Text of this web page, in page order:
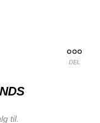
DEL
til.